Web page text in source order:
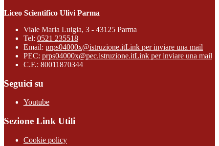
Liceo Scientifico Ulivi Parma
Viale Maria Luigia, 3 - 43125 Parma
Tel: 0521 235518
Email: prps04000x@istruzione.itLink per inviare una mail
PEC: prps04000x@pec.istruzione.itLink per inviare una mail
C.F.: 80011870344
Seguici su
Youtube
Sezione Link Utili
Cookie policy